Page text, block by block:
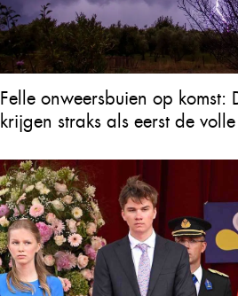
Felle onweersbuien op komst:
krijgen straks als eerst de